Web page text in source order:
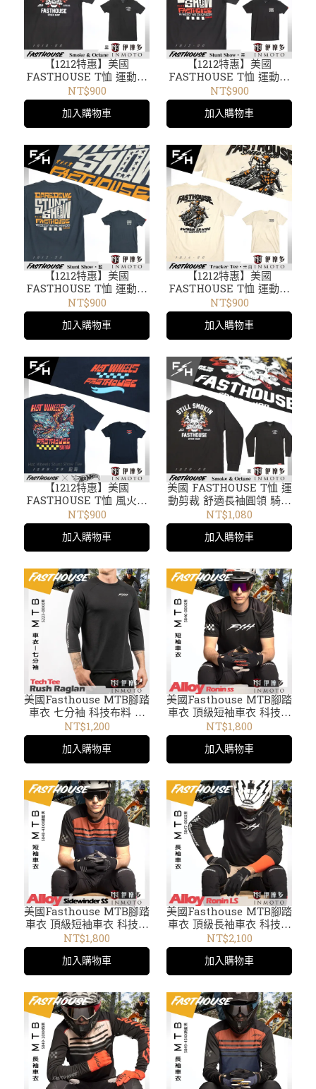
【1212特惠】美國
FASTHOUSE T恤 運動剪
裁 短袖 圓領 騎車出遊
Smoke & Octane黑1918-
00
NT$900
加入購物車
【1212特惠】美國
FASTHOUSE T恤 運動剪
裁 短袖 圓領 騎車出遊
Stunt Show 1912-00黑
NT$900
加入購物車
【1212特惠】美國
FASTHOUSE T恤 運動剪
裁 短袖 圓領 騎車出遊
Stunt Show 1912-30藍
NT$900
加入購物車
【1212特惠】美國
FASTHOUSE T恤 運動剪
裁 短袖 圓領 騎車出遊
Tracker Tee 1914-60米
白
NT$900
加入購物車
【1212特惠】美國
FASTHOUSE T恤 風火輪
聯名款 短袖圓領Hot
Wheels Stunt Show
Tee 1588-30靛青
NT$900
加入購物車
美國 FASTHOUSE T恤 運
動剪裁 舒適長袖圓領 騎車
出遊Smoke & Octane黑
1920-00
NT$1,080
加入購物車
美國Fasthouse MTB腳踏
車衣 七分袖 科技布料 超
柔軟材質Tech T恤5603-
00黑
NT$1,200
加入購物車
美國Fasthouse MTB腳踏
車衣 頂級短袖車衣 科技布
料 吸濕排汗布料 T恤
5846-00XX黑
NT$1,800
加入購物車
美國Fasthouse MTB腳踏
車衣 頂級短袖車衣 科技布
料 吸濕排汗布料 T恤
Alloy Sidewinder SS
5848-43XX鏽藍黑
NT$1,800
加入購物車
美國Fasthouse MTB腳踏
車衣 頂級長袖車衣 科技布
料 吸濕排汗布料 T恤
Alloy Ronin LS 5847-
00XX黑
NT$2,100
加入購物車